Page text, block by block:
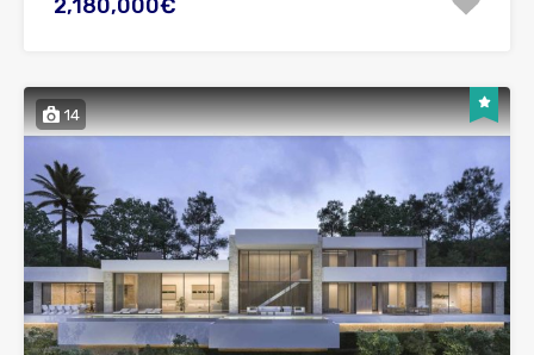
2,180,000€
14